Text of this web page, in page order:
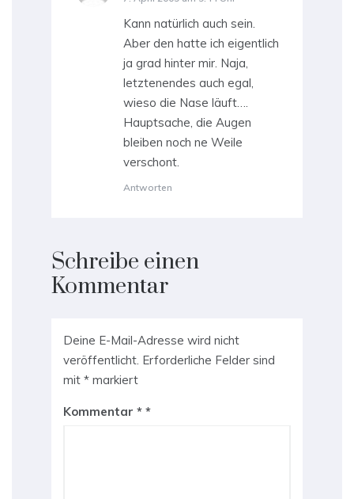
Kann natürlich auch sein.
Aber den hatte ich eigentlich
ja grad hinter mir. Naja,
letztenendes auch egal,
wieso die Nase läuft….
Hauptsache, die Augen
bleiben noch ne Weile
verschont.
Antworten
Schreibe einen
Kommentar
Deine E-Mail-Adresse wird nicht
veröffentlicht. Erforderliche Felder sind
mit * markiert
Kommentar *